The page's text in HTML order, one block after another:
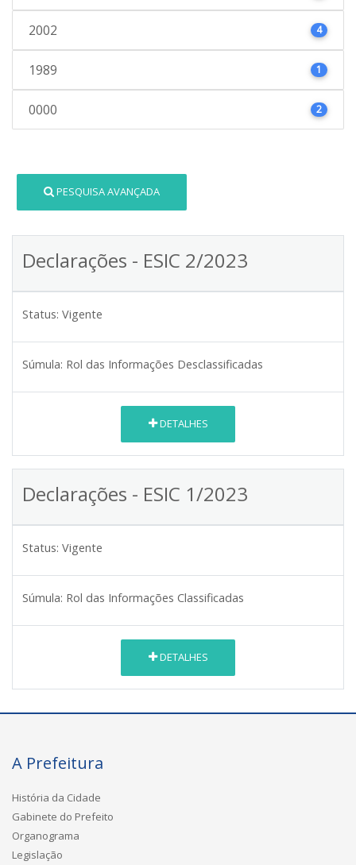
2002 4
1989 1
0000 2
PESQUISA AVANÇADA
Declarações - ESIC 2/2023
Status: Vigente
Súmula: Rol das Informações Desclassificadas
DETALHES
Declarações - ESIC 1/2023
Status: Vigente
Súmula: Rol das Informações Classificadas
DETALHES
A Prefeitura
História da Cidade
Gabinete do Prefeito
Organograma
Legislação